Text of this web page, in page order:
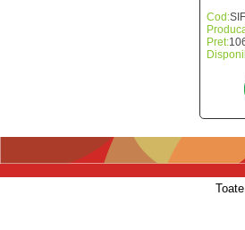
Cod:
Pret: